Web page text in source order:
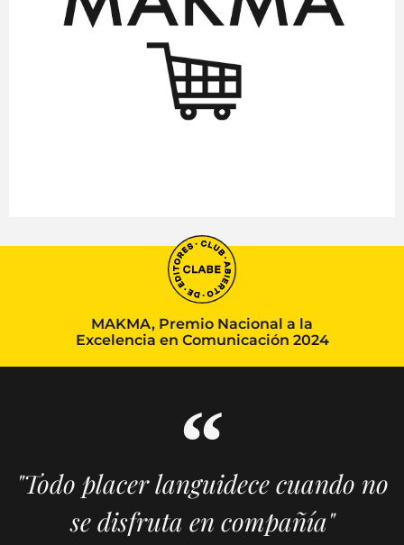
MAKMA, Premio Nacional a la
Excelencia en Comunicación 2024
"Todo placer languidece cuando no
se disfruta en compañía"